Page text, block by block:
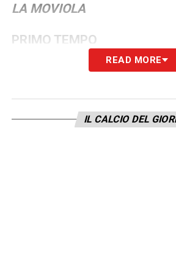
LA MOVIOLA
PRIMO TEMPO
Il primo fallo arriva dopo oltre
dimostrazione di una gara
prime battute. Nel primo
READ MORE
IL CALCIO DEL